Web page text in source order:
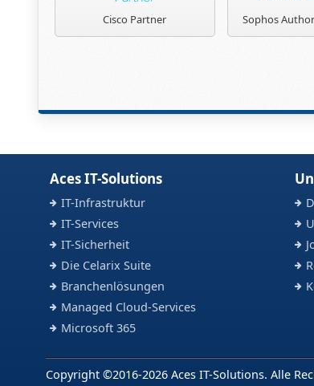
Cisco Partner Sophos
Aces IT-Solutions
IT-Infrastruktur
IT-Services
IT-Sicherheit
Die Celarix Suite
Branchenlösungen
Managed Cloud-Services
Microsoft 365
Copyright ©2016-2026 Aces IT-Solutions. Alle